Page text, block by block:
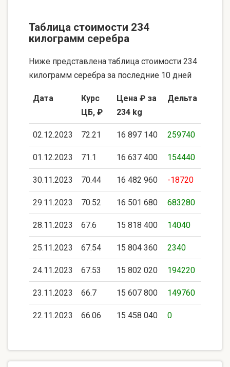
Таблица стоимости 234
килограмм серебра
Ниже представлена таблица стоимости 234
килограмм серебра за последние 10 дней
Дата
Курс
ЦБ, ₽
Цена ₽ за
234 kg
Дельта
02.12.2023 72.21 16 897 140 259740
01.12.2023 71.1 16 637 400 154440
30.11.2023 70.44 16 482 960 -18720
29.11.2023 70.52 16 501 680 683280
28.11.2023 67.6 15 818 400 14040
25.11.2023 67.54 15 804 360 2340
24.11.2023 67.53 15 802 020 194220
23.11.2023 66.7 15 607 800 149760
22.11.2023 66.06 15 458 040 0